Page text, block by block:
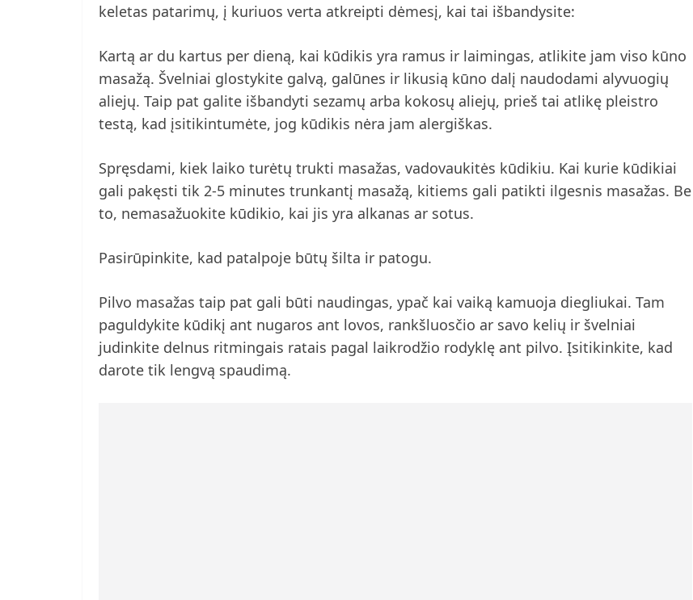
keletas patarimų, į kuriuos verta atkreipti dėmesį, kai tai išbandysite:
Kartą ar du kartus per dieną, kai kūdikis yra ramus ir laimingas, atlikite jam viso kūno
masažą. Švelniai glostykite galvą, galūnes ir likusią kūno dalį naudodami alyvuogių
aliejų. Taip pat galite išbandyti sezamų arba kokosų aliejų, prieš tai atlikę pleistro
testą, kad įsitikintumėte, jog kūdikis nėra jam alergiškas.
Spręsdami, kiek laiko turėtų trukti masažas, vadovaukitės kūdikiu. Kai kurie kūdikiai
gali pakęsti tik 2-5 minutes trunkantį masažą, kitiems gali patikti ilgesnis masažas. Be
to, nemasažuokite kūdikio, kai jis yra alkanas ar sotus.
Pasirūpinkite, kad patalpoje būtų šilta ir patogu.
Pilvo masažas taip pat gali būti naudingas, ypač kai vaiką kamuoja diegliukai. Tam
paguldykite kūdikį ant nugaros ant lovos, rankšluosčio ar savo kelių ir švelniai
judinkite delnus ritmingais ratais pagal laikrodžio rodyklę ant pilvo. Įsitikinkite, kad
darote tik lengvą spaudimą.